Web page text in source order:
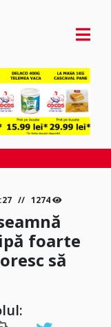
1274
foarte
să